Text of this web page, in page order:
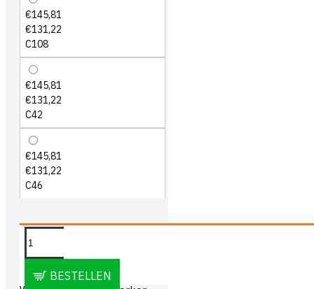
€145,81
€131,22
C108
€145,81
€131,22
C42
€145,81
€131,22
C46
BESTELLEN
OMSCHRIJVING